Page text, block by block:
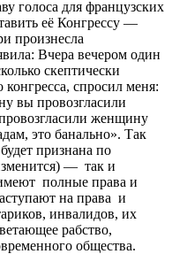
голоса для французских
её Конгрессу —
произнесла
Вчера вечером один
скептически
спросил меня:
вы провозгласили
женщину
это банально». Так
признана по
— так и
полные права и
на права и
инвалидов, их
рабство,
общества.